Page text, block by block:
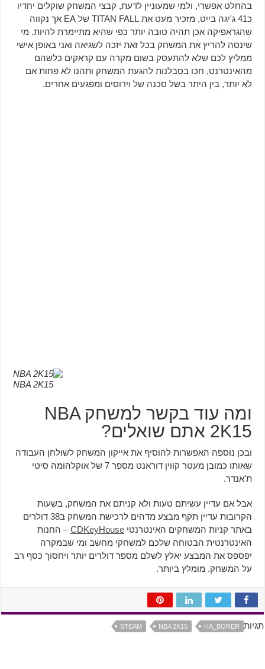
בהחלט אפשרי, ולמי שמעוניין לדעת, קבצי המשחק שוקלים יחדיו
כ41 ג'יגה בייט, מזכיר מעט את TITAN FALL של EA אך נקווה
שהגראפיקה אכן תהיה טובה יותר כפי שהיא מתיימרת להיות. מי
שינסה להריץ את המשחק בכל זאת יזכה לשגיאה ואני באופן אישי
ממליץ לכם שלא להתעסק בשום מקרה עם קראקים כלשהם
מהאינטרנט, חכו בסבלנות להגעת המשחק ותהנו לא פחות אם
לא יותר, בין היתר בשל סכנה של וירוסים ומפגעים אחרים.
NBA 2K15
ומה עוד בקשר למשחק NBA
2K15 אתם שואלים?
ובכן נוספה האפשרות להוסיף את אייקון המשחק לשולחן העבודה
שאותו כמובן מעטר קווין דוראנט מספר 7 של אוקלהומה סיטי
ת'אנדר.
אבל אם עדיין עשיתם טעות ולא קניתם את המשחק, בשעות
הקרובות עדיין תקף מבצע מדהים לרכישת המשחק ב38 דולרים
באתר קניות המשחקים האינטרנטי CDKeyHouse– החנות
האינטרנטית הבטוחה שלכם למשחקי מחשב ומי שבמקרה
יפספס את המבצע יאלץ לשלם מספר דולרים יותר ויחסוך כסף רב
על המשחק. מומלץ ביותר.
תגיות HA_BORER
NBA 2K15
STEAM